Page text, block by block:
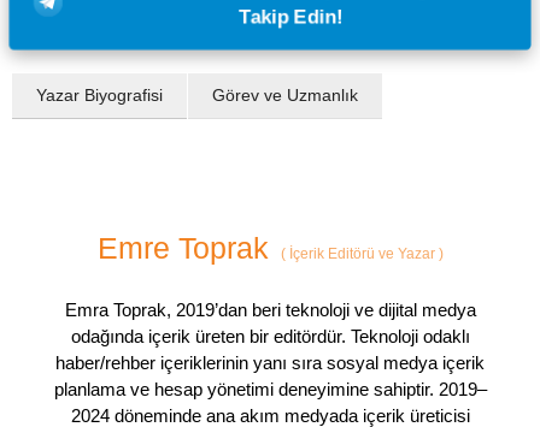
Takip Edin!
Yazar Biyografisi Görev ve Uzmanlık
Emre Toprak (İçerik Editörü ve Yazar )
Emra Toprak, 2019’dan beri teknoloji ve dijital medya
odağında içerik üreten bir editördür. Teknoloji odaklı
haber/rehber içeriklerinin yanı sıra sosyal medya içerik
planlama ve hesap yönetimi deneyimine sahiptir. 2019–
2024 döneminde ana akım medyada içerik üreticisi